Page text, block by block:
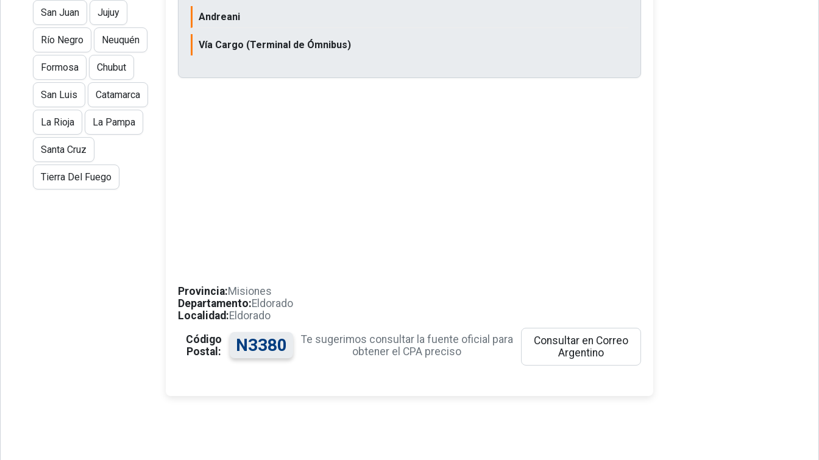
Andreani
Vía Cargo (Terminal de Ómnibus)
Provincia:Misiones
Departamento:Eldorado
Localidad:Eldorado
Código
Postal:
N3380
Te sugerimos consultar la fuente oficial para
obtener el CPA preciso
Consultar en Correo
Argentino
San Juan Jujuy
Río Negro Neuquén
Formosa Chubut
San Luis Catamarca
La Rioja La Pampa
Santa Cruz
Tierra Del Fuego